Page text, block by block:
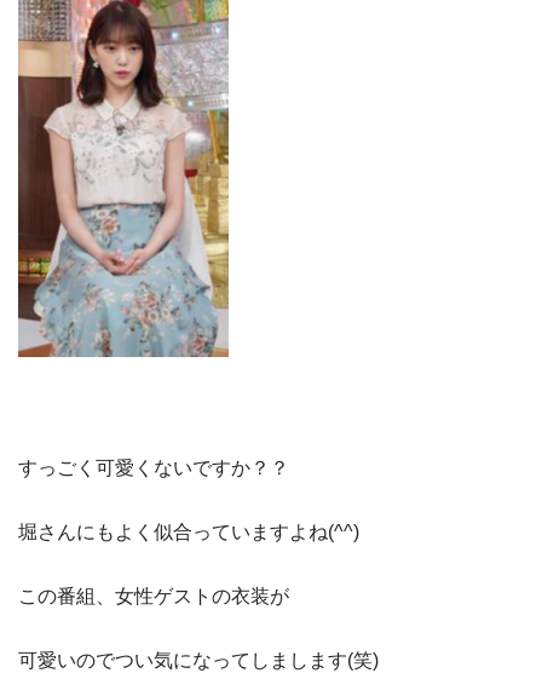
すっごく可愛くないですか？？
堀さんにもよく似合っていますよね(^^)
この番組、女性ゲストの衣装が
可愛いのでつい気になってしまします(笑)